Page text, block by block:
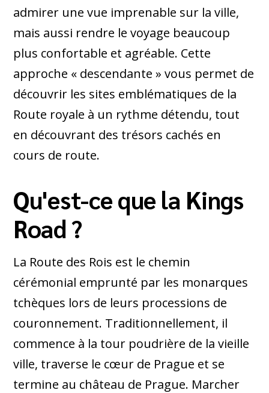
admirer une vue imprenable sur la ville,
mais aussi rendre le voyage beaucoup
plus confortable et agréable. Cette
approche « descendante » vous permet de
découvrir les sites emblématiques de la
Route royale à un rythme détendu, tout
en découvrant des trésors cachés en
cours de route.
Qu'est-ce que la Kings
Road ?
La Route des Rois est le chemin
cérémonial emprunté par les monarques
tchèques lors de leurs processions de
couronnement. Traditionnellement, il
commence à la tour poudrière de la vieille
ville, traverse le cœur de Prague et se
termine au château de Prague. Marcher